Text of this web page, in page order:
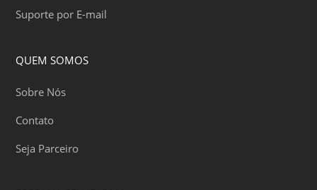
Suporte por E-mail
QUEM SOMOS
Sobre Nós
Contato
Seja Parceiro